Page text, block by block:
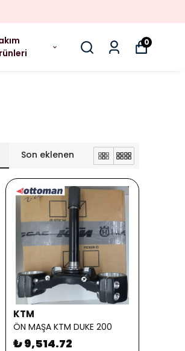
0
Son eklenen
KTM
ÖN MAŞA KTM DUKE 200
₺ 9,514.72